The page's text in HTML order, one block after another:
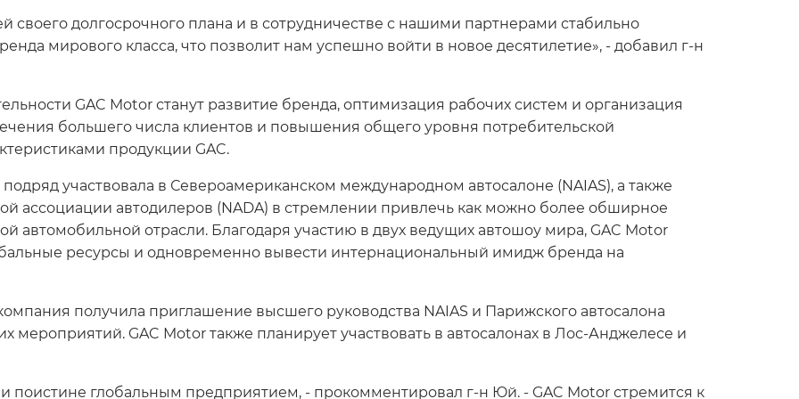
долгосрочного плана и в сотрудничестве с нашими партнерами стабильно
мирового класса, что позволит нам успешно войти в новое десятилетие», - добавил г-н
GAC Motor станут развитие бренда, оптимизация рабочих систем и организация
большего числа клиентов и повышения общего уровня потребительской
продукции GAC.
участвовала в Североамериканском международном автосалоне (NAIAS), а также
ассоциации автодилеров (NADA) в стремлении привлечь как можно более обширное
автомобильной отрасли. Благодаря участию в двух ведущих автошоу мира, GAC Motor
ресурсы и одновременно вывести интернациональный имидж бренда на
получила приглашение высшего руководства NAIAS и Парижского автосалона
мероприятий. GAC Motor также планирует участвовать в автосалонах в Лос-Анджелесе и
поистине глобальным предприятием, - прокомментировал г-н Юй. - GAC Motor стремится к